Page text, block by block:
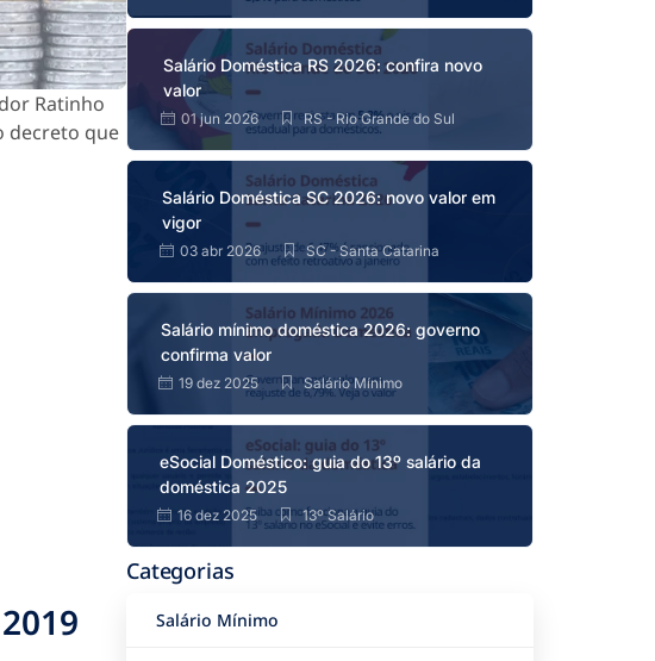
Ratinho
decreto que
Salário Doméstica RS 2026: confira novo
valor
01 jun 2026 RS - Rio Grande do Sul
Salário Doméstica SC 2026: novo valor em
vigor
03 abr 2026 SC - Santa Catarina
Salário mínimo doméstica 2026: governo
confirma valor
19 dez 2025 Salário Mínimo
eSocial Doméstico: guia do 13º salário da
doméstica 2025
16 dez 2025 13º Salário
Categorias
Salário Mínimo